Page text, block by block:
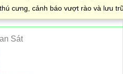
cưng, cảnh báo vượt rào và lưu
Sát